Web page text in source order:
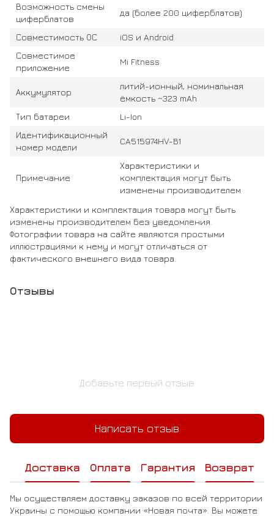
Возможность смены
циферблатов
да (более 200 циферблатов)
Совместимость ОС
iOS и Android
Совместимое
приложение
Mi Fitness
Аккумулятор
литий-ионный, номинальная
ёмкость ~323 mAh
Тип батареи
Li-Ion
Идентификационный
номер модели
CA515974HV-B1
Примечание
Характеристики и
комплектация могут быть
изменены производителем
Характеристики и комплектация товара могут быть
изменены производителем без уведомления.
Фотографии товара на сайте являются простыми
иллюстрациями к нему и могут отличаться от
фактического внешнего вида товара.
Отзывы
Добавьте первый отзыв
Написать отзыв
Доставка Оплата Гарантия Возврат
Мы осуществляем доставку заказов по всей территории
Украины с помощью компании «Новая почта». Вы можете